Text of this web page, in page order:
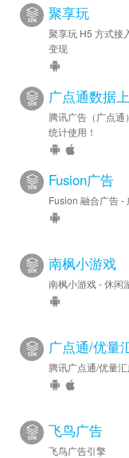
聚享玩
聚享玩 H5 方式接
变现
广点通数据
腾讯广告（广点
统计使用！
Fusion广告
Fusion 融合广告 -
南枫小游戏
南枫小游戏 - 休闲
广点通/优量
腾讯广点通/优量
飞鸟广告
飞鸟广告引擎